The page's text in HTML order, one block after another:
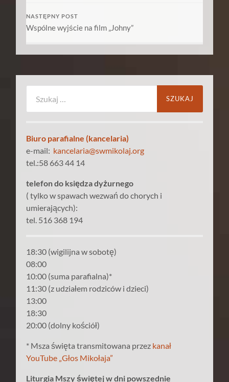
NASTĘPNY POST
Wspólne wyjście na film „Johny”
Biuro parafialne (kancelaria)
e-mail: kancelaria@swmikolaj.org
tel.:58 663 44 14
telefon do księdza dyżurnego
( tylko w spawach wezwań do chorych i
umierających):
tel. 516 368 194
18:30 (wigilijna w sobotę)
08:00
10:00 (suma parafialna)*
11:30 (z udziałem rodziców i dzieci)
13:00
18:30
20:00 (dolny kościół)
* Msza święta transmitowana przez kanał
YouTube „Głos Mikołaja”
Liturgia Mszy świętej w dni powszednie